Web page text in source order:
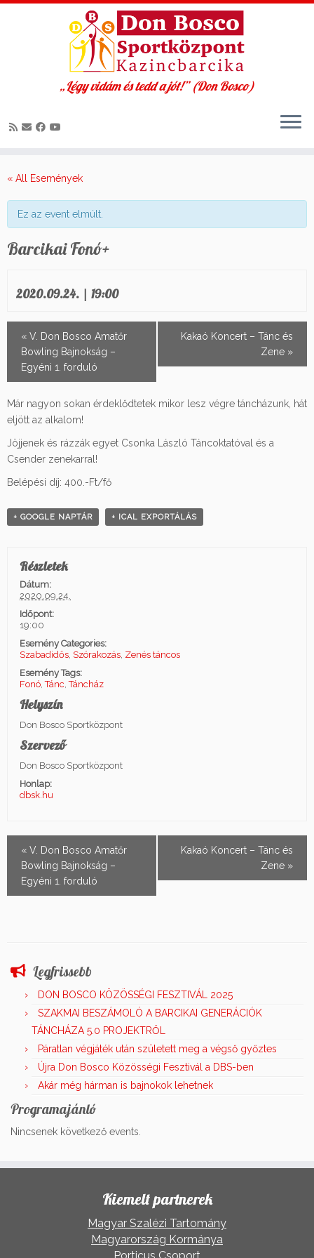
to
„Légy vidám és tedd a jót!” (Don Bosco)
« All Események
Ez az event elmúlt.
Barcikai Fonó+
2020.09.24. | 19:00
Esemény
Navigation
« V. Don Bosco Amatőr
Bowling Bajnokság –
Egyéni 1. forduló
Kakaó Koncert – Tánc és
Zene »
Már nagyon sokan érdeklődtetek mikor lesz végre táncházunk, hát
eljött az alkalom!
Jöjjenek és rázzák egyet Csonka László Táncoktatóval és a
Csender zenekarral!
Belépési díj: 400.-Ft/fő
+ GOOGLE NAPTÁR + ICAL EXPORTÁLÁS
Részletek
Dátum:
2020.09.24.
Időpont:
19:00
Esemény Categories:
Szabadidős, Szórakozás, Zenés táncos
Esemény Tags:
Fonó,Tánc,Táncház
Helyszín
Don Bosco Sportközpont
Szervező
Don Bosco Sportközpont
Honlap:
dbsk.hu
Esemény
Navigation
« V. Don Bosco Amatőr
Bowling Bajnokság –
Egyéni 1. forduló
Kakaó Koncert – Tánc és
Zene »
Legfrissebb
DON BOSCO KÖZÖSSÉGI FESZTIVÁL 2025
SZAKMAI BESZÁMOLÓ A BARCIKAI GENERÁCIÓK
TÁNCHÁZA 5.0 PROJEKTRŐL
Páratlan végjáték után született meg a végső győztes
Újra Don Bosco Közösségi Fesztivál a DBS-ben
Akár még hárman is bajnokok lehetnek
Programajánló
Nincsenek következő events.
Kiemelt partnerek
Magyar Szalézi Tartomány
Magyarország Kormánya